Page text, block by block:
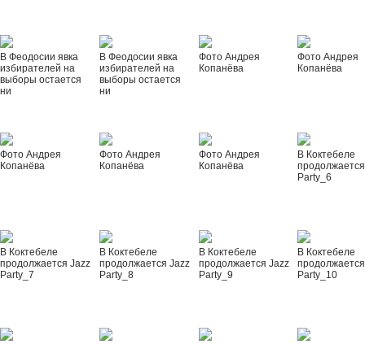
В Феодосии явка
избирателей на
выборы остается
ни
В Феодосии явка
избирателей на
выборы остается
ни
Фото Андрея
Копанёва
Фото Андрея
Копанёва
Фото Андрея
Копанёва
Фото Андрея
Копанёва
Фото Андрея
Копанёва
В Коктебеле
Party_6
В Коктебеле
продолжается Jazz
Party_7
В Коктебеле
продолжается Jazz
Party_8
В Коктебеле
продолжается Jazz
Party_9
В Коктебеле
Party_10